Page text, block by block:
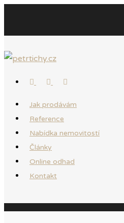
Jak prodávám
Reference
Nabídka nemovitostí
Články
Online odhad
Kontakt